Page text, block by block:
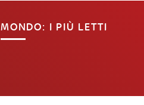
MONDO: I PIÙ LETTI